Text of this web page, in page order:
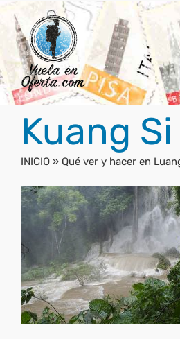
Saltar
contenido
Kuang Si
INICIO » Qué ver y hacer en